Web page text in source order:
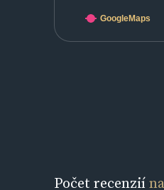
GoogleMaps
Počet recenzií